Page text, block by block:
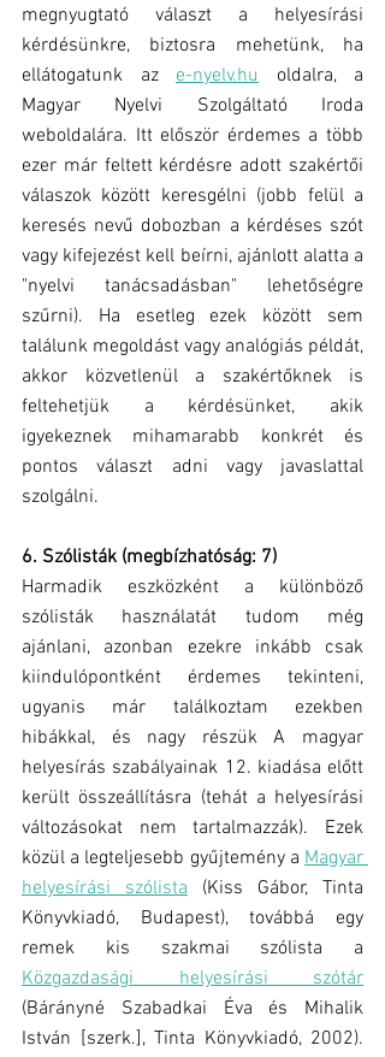
megnyugtató választ a helyesírási
kérdésünkre, biztosra mehetünk, ha
ellátogatunk az e-nyelv.hu oldalra, a
Magyar Nyelvi Szolgáltató Iroda
weboldalára. Itt először érdemes a több
ezer már feltett kérdésre adott szakértői
válaszok között keresgélni (jobb felül a
keresés nevű dobozban a kérdéses szót
vagy kifejezést kell beírni, ajánlott alatta a
"nyelvi tanácsadásban" lehetőségre
szűrni). Ha esetleg ezek között sem
találunk megoldást vagy analógiás példát,
akkor közvetlenül a szakértőknek is
feltehetjük a kérdésünket, akik
igyekeznek mihamarabb konkrét és
pontos választ adni vagy javaslattal
szolgálni.
6. Szólisták (megbízhatóság: 7)
Harmadik eszközként a különböző
szólisták használatát tudom még
ajánlani, azonban ezekre inkább csak
kiindulópontként érdemes tekinteni,
ugyanis már találkoztam ezekben
hibákkal, és nagy részük A magyar
helyesírás szabályainak 12. kiadása előtt
került összeállításra (tehát a helyesírási
változásokat nem tartalmazzák). Ezek
közül a legteljesebb gyűjtemény a Magyar
helyesírási szólista (Kiss Gábor, Tinta
Könyvkiadó, Budapest), továbbá egy
Közgazdasági helyesírási szótár
(Bárányné Szabadkai Éva és Mihalik
István [szerk.], Tinta Könyvkiadó, 2002).